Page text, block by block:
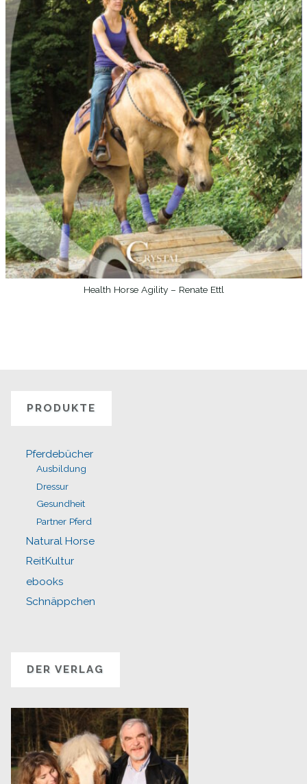
WEITERLESEN
Health Horse Agility – Renate Ettl
PRODUKTE
Pferdebücher
Ausbildung
Dressur
Gesundheit
Partner Pferd
Natural Horse
ReitKultur
ebooks
Schnäppchen
DER VERLAG